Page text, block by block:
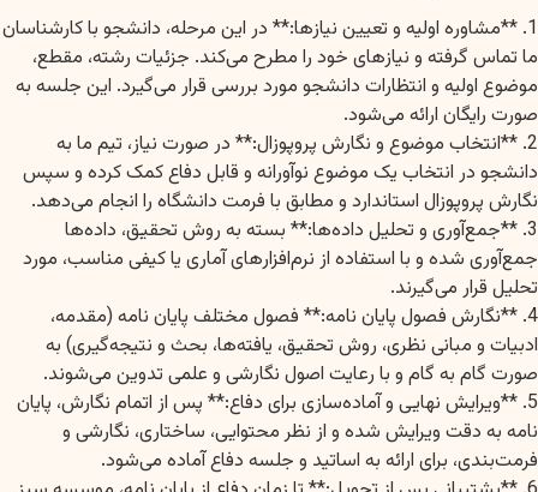
1. **مشاوره اولیه و تعیین نیازها:** در این مرحله، دانشجو با کارشناسان
ما تماس گرفته و نیازهای خود را مطرح می‌کند. جزئیات رشته، مقطع،
موضوع اولیه و انتظارات دانشجو مورد بررسی قرار می‌گیرد. این جلسه به
صورت رایگان ارائه می‌شود.
2. **انتخاب موضوع و نگارش پروپوزال:** در صورت نیاز، تیم ما به
دانشجو در انتخاب یک موضوع نوآورانه و قابل دفاع کمک کرده و سپس
نگارش پروپوزال استاندارد و مطابق با فرمت دانشگاه را انجام می‌دهد.
3. **جمع‌آوری و تحلیل داده‌ها:** بسته به روش تحقیق، داده‌ها
جمع‌آوری شده و با استفاده از نرم‌افزارهای آماری یا کیفی مناسب، مورد
تحلیل قرار می‌گیرند.
4. **نگارش فصول پایان نامه:** فصول مختلف پایان نامه (مقدمه،
ادبیات و مبانی نظری، روش تحقیق، یافته‌ها، بحث و نتیجه‌گیری) به
صورت گام به گام و با رعایت اصول نگارشی و علمی تدوین می‌شوند.
5. **ویرایش نهایی و آماده‌سازی برای دفاع:** پس از اتمام نگارش، پایان
نامه به دقت ویرایش شده و از نظر محتوایی، ساختاری، نگارشی و
فرمت‌بندی، برای ارائه به اساتید و جلسه دفاع آماده می‌شود.